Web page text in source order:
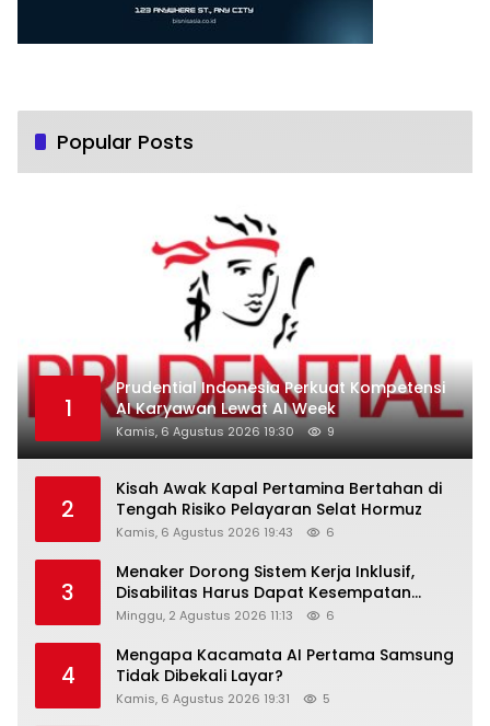
Popular Posts
1
Prudential Indonesia Perkuat Kompetensi
AI Karyawan Lewat AI Week
Kamis, 6 Agustus 2026 19:30 9
2
Kisah Awak Kapal Pertamina Bertahan di
Tengah Risiko Pelayaran Selat Hormuz
Kamis, 6 Agustus 2026 19:43 6
3
Menaker Dorong Sistem Kerja Inklusif,
Disabilitas Harus Dapat Kesempatan
Setara
Minggu, 2 Agustus 2026 11:13 6
4
Mengapa Kacamata AI Pertama Samsung
Tidak Dibekali Layar?
Kamis, 6 Agustus 2026 19:31 5